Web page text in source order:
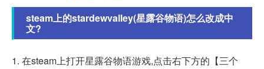
steam上的stardewvalley(星露谷物语)怎么改成中
文?
1. 在steam上打开星露谷物语游戏,点击右下方的【三个